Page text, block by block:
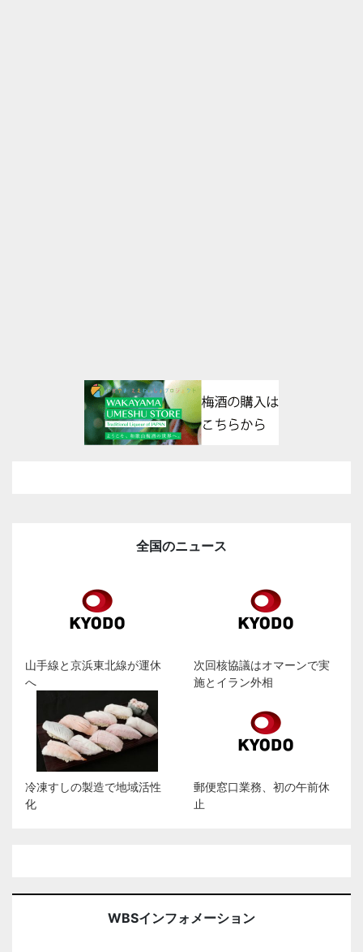
全国のニュース
山手線と京浜東北線が運休
へ
次回核協議はオマーンで実
施とイラン外相
冷凍すしの製造で地域活性
化
郵便窓口業務、初の午前休
止
WBSインフォメーション